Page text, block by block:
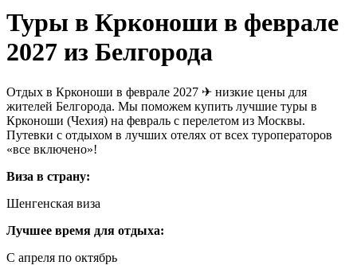
Туры в Крконоши в феврале
2027 из Белгорода
Отдых в Крконоши в феврале 2027 ✈ низкие цены для
жителей Белгорода. Мы поможем купить лучшие туры в
Крконоши (Чехия) на февраль с перелетом из Москвы.
Путевки с отдыхом в лучших отелях от всех туроператоров
«все включено»!
Виза в страну:
Шенгенская виза
Лучшее время для отдыха:
С апреля по октябрь